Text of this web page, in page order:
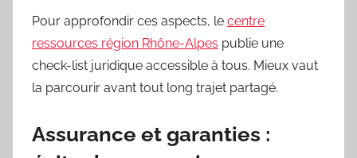
Pour approfondir ces aspects, le centre
ressources région Rhône-Alpes publie une
check-list juridique accessible à tous. Mieux vaut
la parcourir avant tout long trajet partagé.
Assurance et garanties :